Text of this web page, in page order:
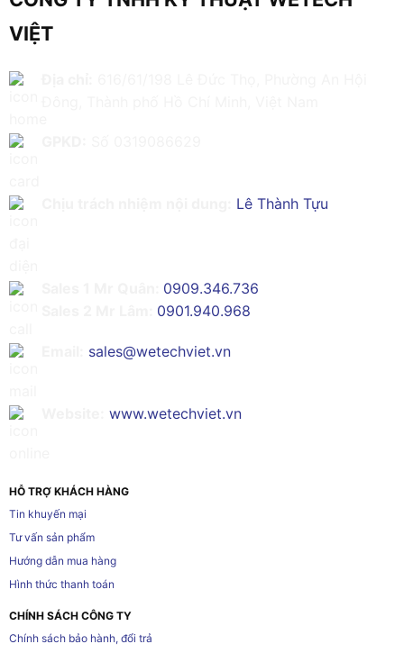
VIỆT
Lê Thành Tựu
0909.346.736
0901.940.968
sales@wetechviet.vn
www.wetechviet.vn
HỖ TRỢ KHÁCH HÀNG
Tin khuyến mại
Tư vấn sản phẩm
Hướng dẫn mua hàng
Hình thức thanh toán
CHÍNH SÁCH CÔNG TY
Chính sách bảo hành, đổi trả